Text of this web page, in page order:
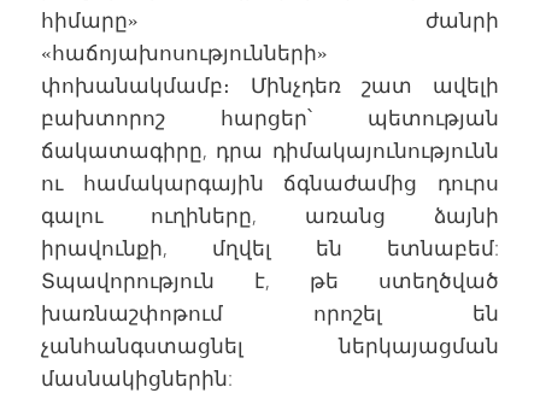
հիմարը» ժանրի
«հաճոյախոսությունների»
փոխանակմամբ։ Մինչդեռ շատ ավելի
բախտորոշ հարցեր՝ պետության
ճակատագիրը, դրա դիմակայունությունն
ու համակարգային ճգնաժամից դուրս
գալու ուղիները, առանց ձայնի
իրավունքի, մղվել են ետնաբեմ:
Տպավորություն է, թե ստեղծված
խառնաշփոթում որոշել են
չանհանգստացնել ներկայացման
մասնակիցներին: